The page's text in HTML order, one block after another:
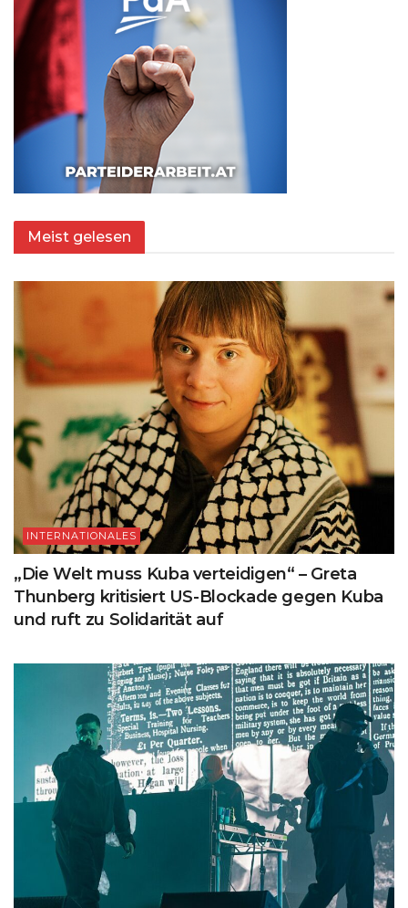
Meist gelesen
INTERNATIONALES
„Die Welt muss Kuba verteidigen“ – Greta
Thunberg kritisiert US-Blockade gegen Kuba
und ruft zu Solidarität auf